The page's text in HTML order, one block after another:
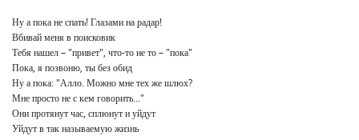
Ну а пока не спать! Глазами на радар!
Вбивай меня в поисковик
Тебя нашел – "привет", что-то не то – "пока"
Пока, я позвоню, ты без обид
Ну а пока: "Алло. Можно мне тех же шлюх?
Мне просто не с кем говорить..."
Они протянут час, сплюнут и уйдут
Уйдут в так называемую жизнь